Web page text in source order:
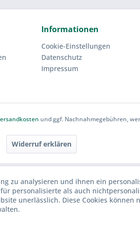
Informationen
Cookie-Einstellungen
Datenschutz
Impressum
und ggf. Nachnahmegebühren,
Widerruf erklären
zu analysieren und ihnen ein
personalisierte als auch
unerlässlich. Diese Cookies können